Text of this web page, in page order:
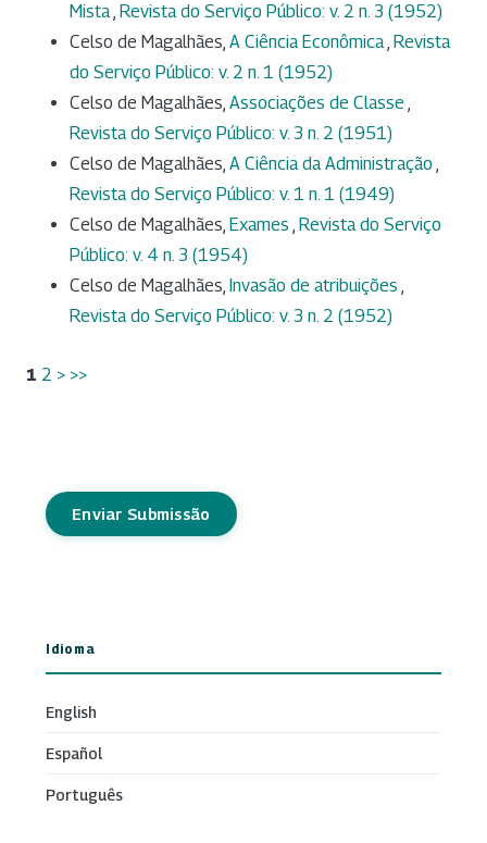
Mista, Revista do Serviço Público: v. 2 n. 3 (1952)
Celso de Magalhães, A Ciência Econômica, Revista
do Serviço Público: v. 2 n. 1 (1952)
Celso de Magalhães, Associações de Classe ,
Revista do Serviço Público: v. 3 n. 2 (1951)
Celso de Magalhães, A Ciência da Administração ,
Revista do Serviço Público: v. 1 n. 1 (1949)
Celso de Magalhães, Exames , Revista do Serviço
Público: v. 4 n. 3 (1954)
Celso de Magalhães, Invasão de atribuições ,
Revista do Serviço Público: v. 3 n. 2 (1952)
1 2 > >>
Enviar Submissão
Idioma
English
Español
Português